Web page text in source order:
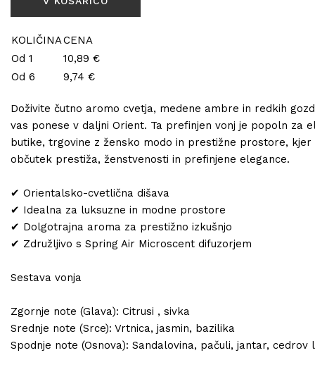
KOLIČINACENA
Od 1
10,89 €
Od 6
9,74 €
Doživite čutno aromo cvetja, medene ambre in redkih
vas ponese v daljni Orient. Ta prefinjen vonj je popoln za
butike, trgovine z žensko modo in prestižne prostore, kjer
občutek prestiža, ženstvenosti in prefinjene elegance.
✔ Orientalsko-cvetlična dišava
✔ Idealna za luksuzne in modne prostore
✔ Dolgotrajna aroma za prestižno izkušnjo
✔ Združljivo s Spring Air Microscent difuzorjem
Sestava vonja
Zgornje note (Glava): Citrusi , sivka
Srednje note (Srce): Vrtnica, jasmin, bazilika
Spodnje note (Osnova): Sandalovina, pačuli, jantar, cedrov